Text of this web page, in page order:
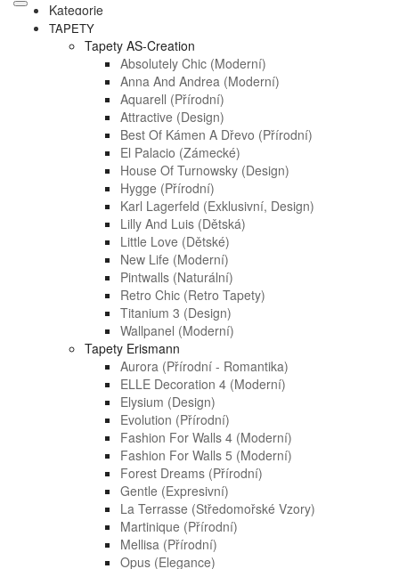
Kategorie
TAPETY
Tapety AS-Creation
Absolutely Chic (moderní)
Anna And Andrea (moderní)
Aquarell (přírodní)
Attractive (design)
Best Of Kámen A Dřevo (přírodní)
El Palacio (zámecké)
House Of Turnowsky (design)
Hygge (přírodní)
Karl Lagerfeld (exklusivní, Design)
Lilly And Luis (dětská)
Little Love (dětské)
New Life (moderní)
Pintwalls (naturální)
Retro Chic (retro Tapety)
Titanium 3 (design)
Wallpanel (moderní)
Tapety Erismann
Aurora (přírodní - Romantika)
ELLE Decoration 4 (moderní)
Elysium (design)
Evolution (přírodní)
Fashion For Walls 4 (moderní)
Fashion For Walls 5 (moderní)
Forest Dreams (přírodní)
Gentle (expresivní)
La Terrasse (středomořské Vzory)
Martinique (přírodní)
Mellisa (přírodní)
Opus (elegance)